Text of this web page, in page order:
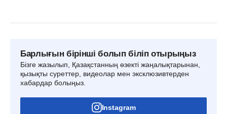
Барлығын бірінші болып біліп отырыңыз
Бізге жазылып, Қазақстанның өзекті жаңалықтарынан,
қызықты суреттер, видеолар мен эксклюзивтерден
хабардар болыңыз.
Instagram